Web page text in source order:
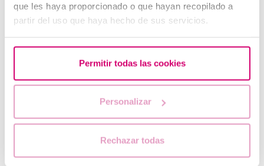
que les haya proporcionado o que hayan recopilado a
partir del uso que haya hecho de sus servicios.
Permitir todas las cookies
Personalizar
Rechazar todas
Curva larga de glucosa o TTOG: todo lo que debes
saber sobre esta prueba en el embarazo